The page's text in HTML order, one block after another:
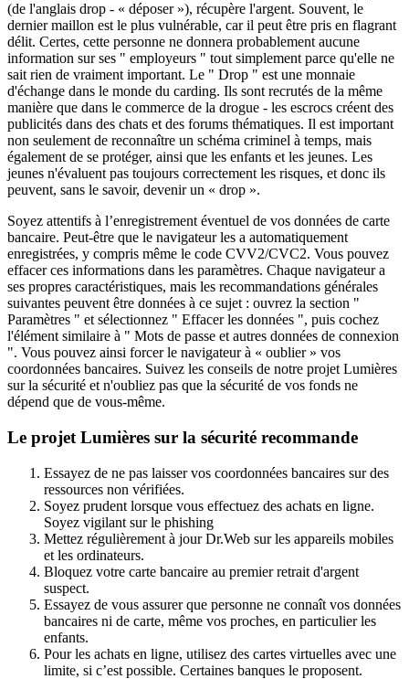
(de l'anglais drop - « déposer »), récupère l'argent. Souvent, le
dernier maillon est le plus vulnérable, car il peut être pris en flagrant
délit. Certes, cette personne ne donnera probablement aucune
information sur ses " employeurs " tout simplement parce qu'elle ne
sait rien de vraiment important. Le " Drop " est une monnaie
d'échange dans le monde du carding. Ils sont recrutés de la même
manière que dans le commerce de la drogue - les escrocs créent des
publicités dans des chats et des forums thématiques. Il est important
non seulement de reconnaître un schéma criminel à temps, mais
également de se protéger, ainsi que les enfants et les jeunes. Les
jeunes n'évaluent pas toujours correctement les risques, et donc ils
peuvent, sans le savoir, devenir un « drop ».
Soyez attentifs à l’enregistrement éventuel de vos données de carte
bancaire. Peut-être que le navigateur les a automatiquement
enregistrées, y compris même le code CVV2/CVC2. Vous pouvez
effacer ces informations dans les paramètres. Chaque navigateur a
ses propres caractéristiques, mais les recommandations générales
suivantes peuvent être données à ce sujet : ouvrez la section "
Paramètres " et sélectionnez " Effacer les données ", puis cochez
l'élément similaire à " Mots de passe et autres données de connexion
". Vous pouvez ainsi forcer le navigateur à « oublier » vos
coordonnées bancaires. Suivez les conseils de notre projet Lumières
sur la sécurité et n'oubliez pas que la sécurité de vos fonds ne
dépend que de vous-même.
Le projet Lumières sur la sécurité recommande
Essayez de ne pas laisser vos coordonnées bancaires sur des
ressources non vérifiées.
Soyez prudent lorsque vous effectuez des achats en ligne.
Soyez vigilant sur le phishing
Mettez régulièrement à jour Dr.Web sur les appareils mobiles
et les ordinateurs.
Bloquez votre carte bancaire au premier retrait d'argent
suspect.
Essayez de vous assurer que personne ne connaît vos données
bancaires ni de carte, même vos proches, en particulier les
enfants.
Pour les achats en ligne, utilisez des cartes virtuelles avec une
limite, si c’est possible. Certaines banques le proposent.